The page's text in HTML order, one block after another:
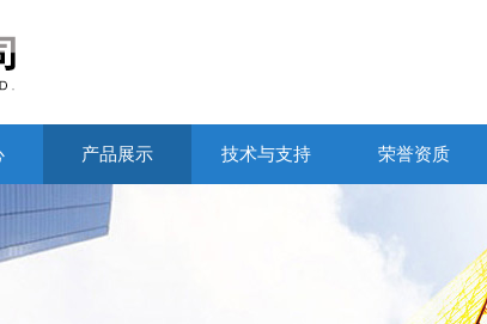
产品展示 技术与支持 荣誉资质